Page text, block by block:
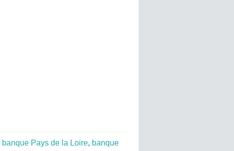
banque Pays de la Loire, banque